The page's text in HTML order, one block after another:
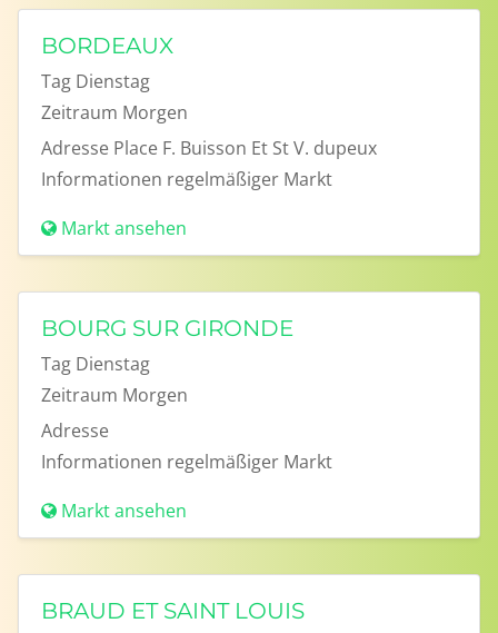
BORDEAUX
Tag Dienstag
Zeitraum Morgen
Adresse Place F. Buisson Et St V. dupeux
Informationen regelmäßiger Markt
Markt ansehen
BOURG SUR GIRONDE
Tag Dienstag
Zeitraum Morgen
Adresse
Informationen regelmäßiger Markt
Markt ansehen
BRAUD ET SAINT LOUIS